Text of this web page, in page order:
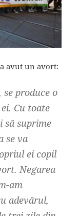
avut un avort:
se produce o
Cu toate
să suprime
se va
ei copil
Negarea
am
adevărul,